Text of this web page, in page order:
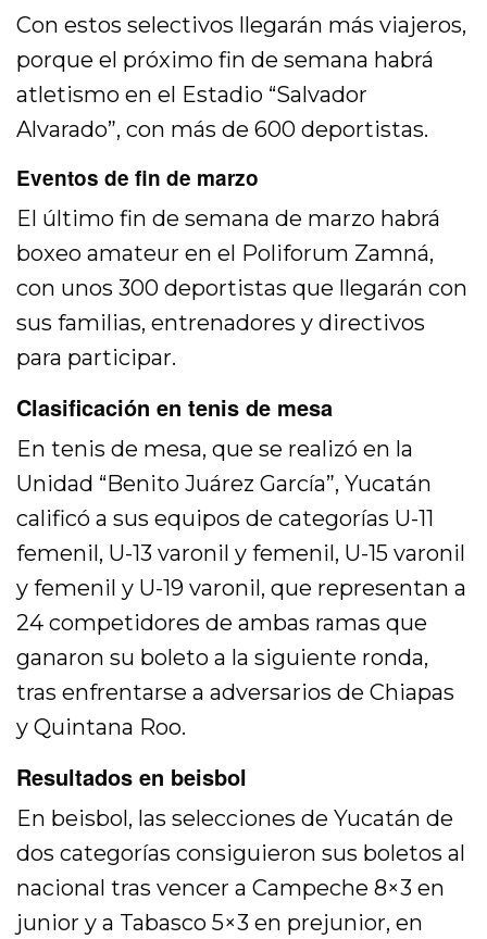
Con estos selectivos llegarán más viajeros,
porque el próximo fin de semana habrá
atletismo en el Estadio “Salvador
Alvarado”, con más de 600 deportistas.
Eventos de fin de marzo
El último fin de semana de marzo habrá
boxeo amateur en el Poliforum Zamná,
con unos 300 deportistas que llegarán con
sus familias, entrenadores y directivos
para participar.
Clasificación en tenis de mesa
En tenis de mesa, que se realizó en la
Unidad “Benito Juárez García”, Yucatán
calificó a sus equipos de categorías U-11
femenil, U-13 varonil y femenil, U-15 varonil
y femenil y U-19 varonil, que representan a
24 competidores de ambas ramas que
ganaron su boleto a la siguiente ronda,
tras enfrentarse a adversarios de Chiapas
y Quintana Roo.
Resultados en beisbol
En beisbol, las selecciones de Yucatán de
dos categorías consiguieron sus boletos al
nacional tras vencer a Campeche 8×3 en
junior y a Tabasco 5×3 en prejunior, en